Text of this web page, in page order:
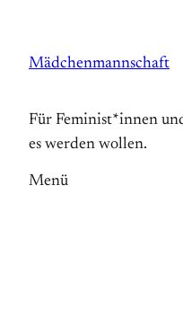
springen
Mädchenmannschaft
Für Feminist*innen
es werden wollen.
Menü